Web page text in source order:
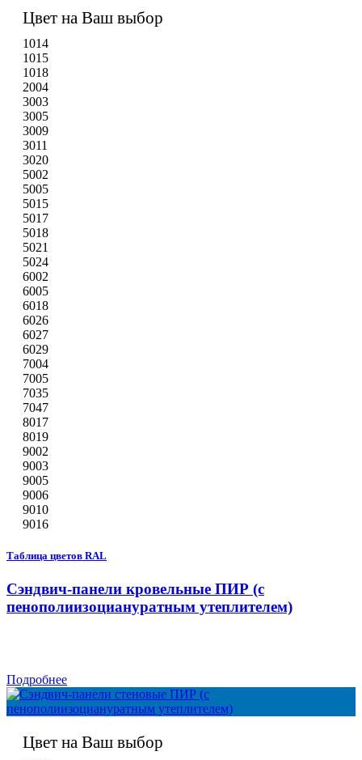
Цвет на Ваш выбор
1014
1015
1018
2004
3003
3005
3009
3011
3020
5002
5005
5015
5017
5018
5021
5024
6002
6005
6018
6026
6027
6029
7004
7005
7035
7047
8017
8019
9002
9003
9005
9006
9010
9016
Таблица цветов RAL
Сэндвич-панели кровельные ПИР (с
пенополиизоциануратным утеплителем)
Подробнее
Цвет на Ваш выбор